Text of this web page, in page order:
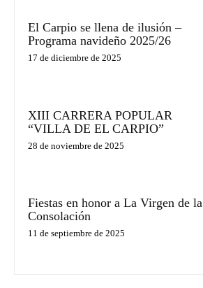
El Carpio se llena de ilusión –
Programa navideño 2025/26
17 de diciembre de 2025
XIII CARRERA POPULAR
“VILLA DE EL CARPIO”
28 de noviembre de 2025
Fiestas en honor a La Virgen de la
Consolación
11 de septiembre de 2025